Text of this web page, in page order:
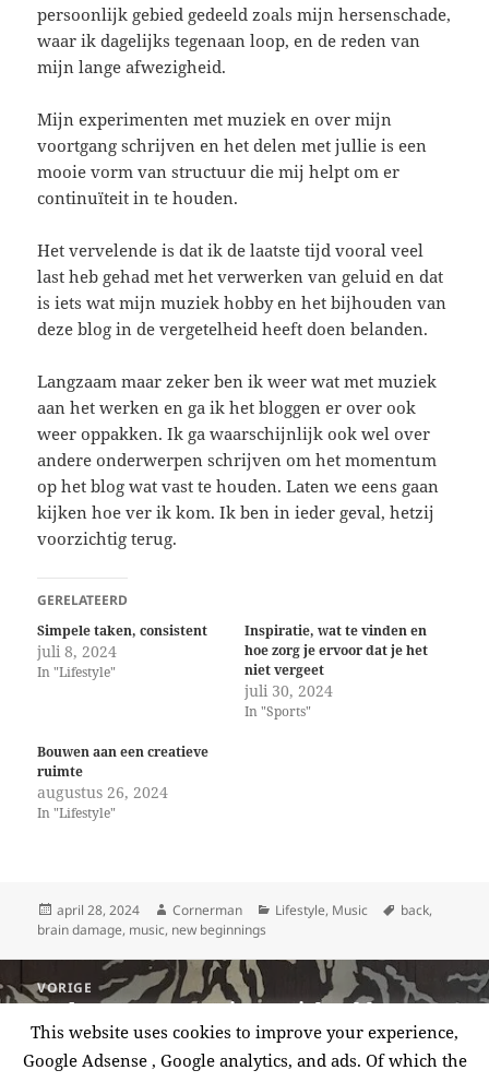
persoonlijk gebied gedeeld zoals mijn hersenschade,
waar ik dagelijks tegenaan loop, en de reden van
mijn lange afwezigheid.
Mijn experimenten met muziek en over mijn
voortgang schrijven en het delen met jullie is een
mooie vorm van structuur die mij helpt om er
continuïteit in te houden.
Het vervelende is dat ik de laatste tijd vooral veel
last heb gehad met het verwerken van geluid en dat
is iets wat mijn muziek hobby en het bijhouden van
deze blog in de vergetelheid heeft doen belanden.
Langzaam maar zeker ben ik weer wat met muziek
aan het werken en ga ik het bloggen er over ook
weer oppakken. Ik ga waarschijnlijk ook wel over
andere onderwerpen schrijven om het momentum
op het blog wat vast te houden. Laten we eens gaan
kijken hoe ver ik kom. Ik ben in ieder geval, hetzij
voorzichtig terug.
GERELATEERD
Simpele taken, consistent
juli 8, 2024
In "Lifestyle"
Inspiratie, wat te vinden en
hoe zorg je ervoor dat je het
niet vergeet
juli 30, 2024
In "Sports"
Bouwen aan een creatieve
ruimte
augustus 26, 2024
In "Lifestyle"
Geplaatst
op
april 28, 2024 Auteur
Cornerman Categorieën
Lifestyle, Music Tags
back,
brain damage, music, new beginnings
Berichtnavigatie
VORIGE
Vorige
bericht:
Gedwongen pauze, in muziek & bloggen
VOLGENDE
This website uses cookies to improve your experience,
Google Adsense , Google analytics, and ads. Of which the